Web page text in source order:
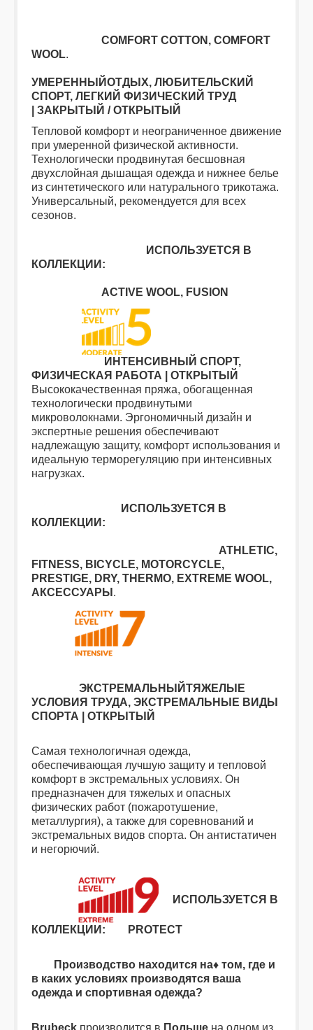
COMFORT COTTON, COMFORT
WOOL.
УМЕРЕННЫЙОТДЫХ, ЛЮБИТЕЛЬСКИЙ
СПОРТ, ЛЕГКИЙ ФИЗИЧЕСКИЙ ТРУД
| ЗАКРЫТЫЙ / ОТКРЫТЫЙ
Тепловой комфорт и неограниченное движение
при умеренной физической активности.
Технологически продвинутая бесшовная
двухслойная дышащая одежда и нижнее белье
из синтетического или натурального трикотажа.
Универсальный, рекомендуется для всех
сезонов.
ИСПОЛЬЗУЕТСЯ В
КОЛЛЕКЦИИ:
АCTIVE WOOL, FUSION
ИНТЕНСИВНЫЙ СПОРТ,
ФИЗИЧЕСКАЯ РАБОТА | ОТКРЫТЫЙ
Высококачественная пряжа, обогащенная
технологически продвинутыми
микроволокнами. Эргономичный дизайн и
экспертные решения обеспечивают
надлежащую защиту, комфорт использования и
идеальную терморегуляцию при интенсивных
нагрузках.
ИСПОЛЬЗУЕТСЯ В
КОЛЛЕКЦИИ:
ATHLETIC,
FITNESS, BICYCLE, MOTORCYCLE,
PRESTIGE, DRY, THERMO, EXTREME WOOL,
АКСЕССУАРЫ .
ЭКСТРЕМАЛЬНЫЙТЯЖЕЛЫЕ
УСЛОВИЯ ТРУДА, ЭКСТРЕМАЛЬНЫЕ ВИДЫ
СПОРТА | ОТКРЫТЫЙ
Самая технологичная одежда,
обеспечивающая лучшую защиту и тепловой
комфорт в экстремальных условиях. Он
предназначен для тяжелых и опасных
физических работ (пожаротушение,
металлургия), а также для соревнований и
экстремальных видов спорта. Он антистатичен
и негорючий.
ИСПОЛЬЗУЕТСЯ В
КОЛЛЕКЦИИ: PROТЕСТ
Производство находится на♦ том, где и
в каких условиях производятся ваша
одежда и спортивная одежда?
Brubeck производится в Польше на одном из